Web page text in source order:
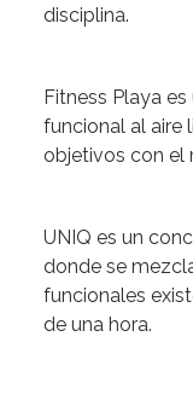
disciplina.
Fitness Playa es
funcional al aire
objetivos con el
UNIQ es un
donde se
funcionales
de una hora.